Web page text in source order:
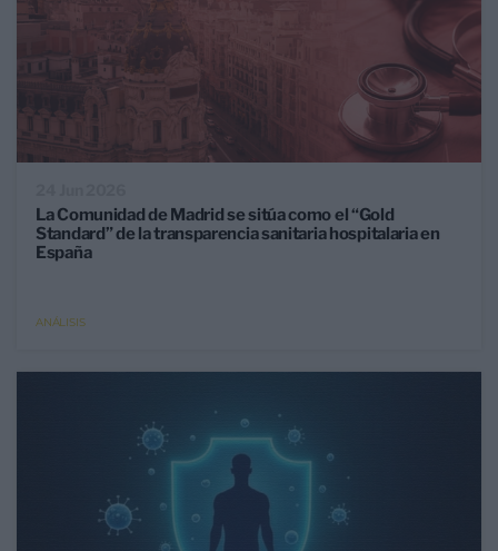
La Comunidad de Madrid se sitúa como el “Gold
Standard” de la transparencia sanitaria hospitalaria en
España
ANÁLISIS